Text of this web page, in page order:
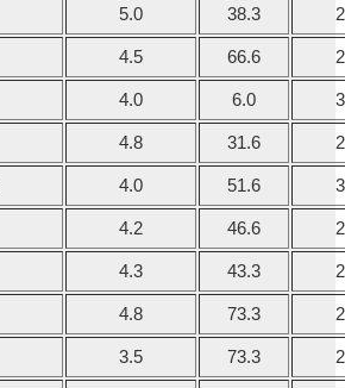
5.0 38.3
4.5 66.6
4.0 6.0
4.8 31.6
4.0 51.6
4.2 46.6
4.3 43.3
4.8 73.3
3.5 73.3